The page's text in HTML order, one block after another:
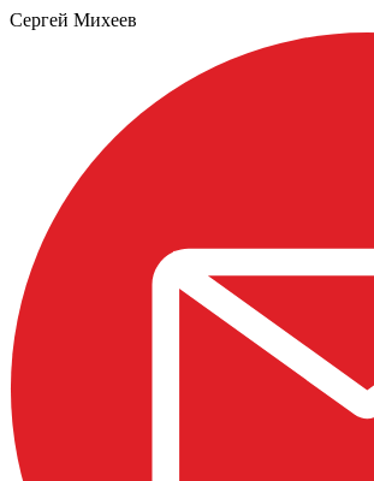
Сергей Михеев